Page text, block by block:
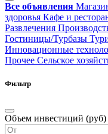
Все объявления
здоровья Кафе и
Развлечения
Гостиницы/Турбазы
Инновационные
Прочее Сельское
Фильтр
Объем инвестиций (руб)